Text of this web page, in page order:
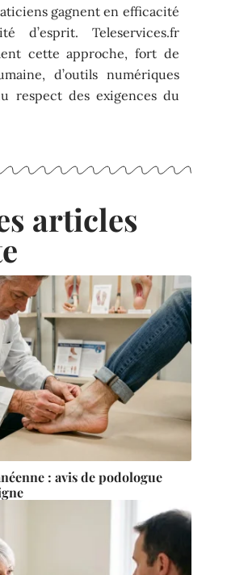
gagnent en efficacité
d’esprit. Teleservices.fr
cette approche, fort de
d’outils numériques
respect des exigences du
articles
: avis de podologue